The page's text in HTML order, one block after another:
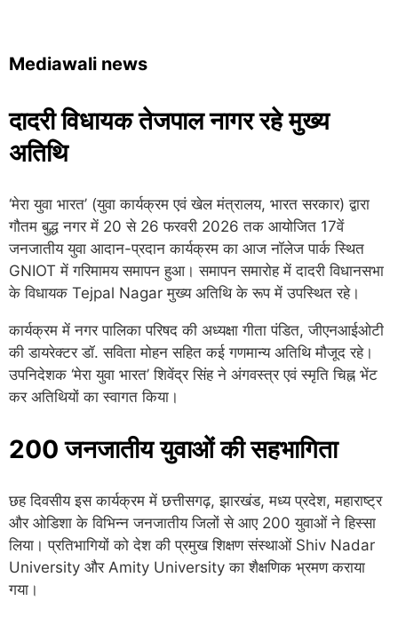
Mediawali news
दादरी विधायक तेजपाल नागर रहे मुख्य
अतिथि
‘मेरा युवा भारत’ (युवा कार्यक्रम एवं खेल मंत्रालय, भारत सरकार) द्वारा
गौतम बुद्ध नगर में 20 से 26 फरवरी 2026 तक आयोजित 17वें
जनजातीय युवा आदान-प्रदान कार्यक्रम का आज नॉलेज पार्क स्थित
GNIOT में गरिमामय समापन हुआ। समापन समारोह में दादरी विधानसभा
के विधायक Tejpal Nagar मुख्य अतिथि के रूप में उपस्थित रहे।
कार्यक्रम में नगर पालिका परिषद की अध्यक्षा गीता पंडित, जीएनआईओटी
की डायरेक्टर डॉ. सविता मोहन सहित कई गणमान्य अतिथि मौजूद रहे।
उपनिदेशक ‘मेरा युवा भारत’ शिवेंद्र सिंह ने अंगवस्त्र एवं स्मृति चिह्न भेंट
कर अतिथियों का स्वागत किया।
200 जनजातीय युवाओं की सहभागिता
छह दिवसीय इस कार्यक्रम में छत्तीसगढ़, झारखंड, मध्य प्रदेश, महाराष्ट्र
और ओडिशा के विभिन्न जनजातीय जिलों से आए 200 युवाओं ने हिस्सा
लिया। प्रतिभागियों को देश की प्रमुख शिक्षण संस्थाओं Shiv Nadar
University और Amity University का शैक्षणिक भ्रमण कराया
गया।